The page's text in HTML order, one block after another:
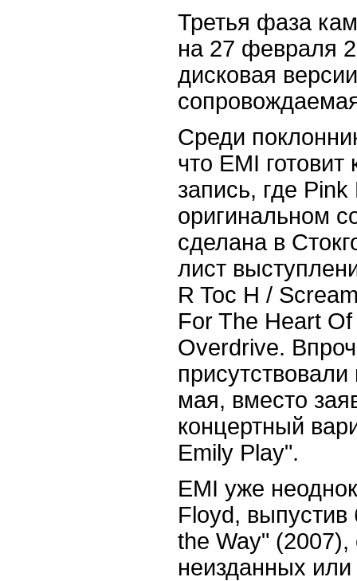
Третья фаза
на 27 февраля
дисковая
Среди
что EMI
запись, где
оригинальном
сделана в
лист
R Toc H /
For The Heart
Overdrive.
мая, вместо
концертный
Emily Play".
EMI уже
Floyd,
the Way" (2007),
неизданных или